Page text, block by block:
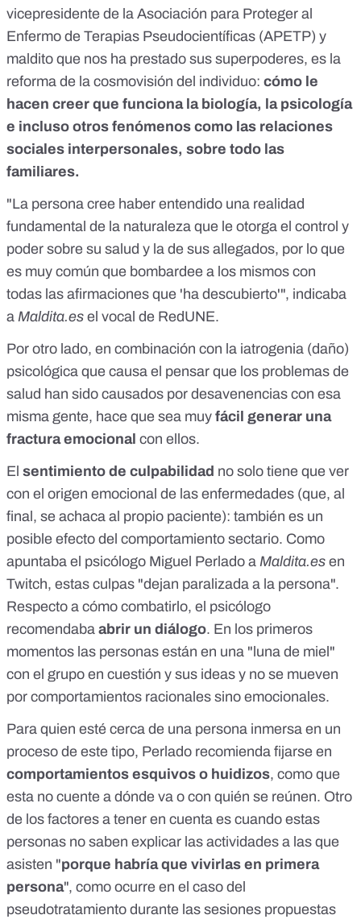
vicepresidente de la Asociación para Proteger al
Enfermo de Terapias Pseudocientíficas (APETP) y
maldito que nos ha prestado sus superpoderes, es la
reforma de la cosmovisión del individuo: cómo le
hacen creer que funciona la biología, la psicología
e incluso otros fenómenos como las relaciones
sociales interpersonales, sobre todo las
familiares.
"La persona cree haber entendido una realidad
fundamental de la naturaleza que le otorga el control y
poder sobre su salud y la de sus allegados, por lo que
es muy común que bombardee a los mismos con
todas las afirmaciones que 'ha descubierto'", indicaba
a Maldita.es el vocal de RedUNE.
Por otro lado, en combinación con la iatrogenia (daño)
psicológica que causa el pensar que los problemas de
salud han sido causados por desavenencias con esa
misma gente, hace que sea muy fácil generar una
fractura emocional con ellos.
El sentimiento de culpabilidad no solo tiene que ver
con el origen emocional de las enfermedades (que, al
final, se achaca al propio paciente): también es un
posible efecto del comportamiento sectario. Como
apuntaba el psicólogo Miguel Perlado a Maldita.es en
Twitch, estas culpas "dejan paralizada a la persona".
Respecto a cómo combatirlo, el psicólogo
recomendaba abrir un diálogo. En los primeros
momentos las personas están en una "luna de miel"
con el grupo en cuestión y sus ideas y no se mueven
por comportamientos racionales sino emocionales.
Para quien esté cerca de una persona inmersa en un
proceso de este tipo, Perlado recomienda fijarse en
comportamientos esquivos o huidizos, como que
esta no cuente a dónde va o con quién se reúnen. Otro
de los factores a tener en cuenta es cuando estas
personas no saben explicar las actividades a las que
asisten "porque habría que vivirlas en primera
persona", como ocurre en el caso del
pseudotratamiento durante las sesiones propuestas